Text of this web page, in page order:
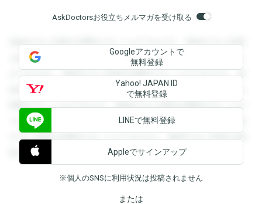
AskDoctorsお役立ちメルマガを受け取る
登録すると回答を閲覧することができます。登録すると回答
を閲覧することができます。登録すると回答を閲覧すること
ができます。登録すると回答を閲覧することができます。登
録すると回答を閲覧することができます。登録すると回答を
閲覧することができます。登録すると回答を閲覧することが
できます。登録すると回答を閲覧することができます。登録
すると回答を閲覧することができます。登録すると回答を閲
覧することができます。
Googleアカウントで
無料登録
Yahoo! JAPAN ID
で無料登録
LINEで無料登録
Appleでサインアップ
※個人のSNSに利用状況は投稿されません
または